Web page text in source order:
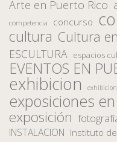
Arte en Puerto Rico
competencia concurso
cultura Cultura
ESCULTURA espacios
EVENTOS EN
exhibicion
exposiciones
exposición
INSTALACION Instituto